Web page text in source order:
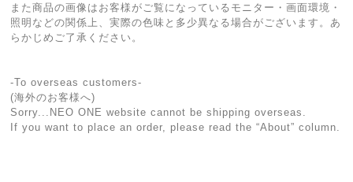
また商品の画像はお客様がご覧になっているモニター・画面環境・
照明などの関係上、実際の色味と多少異なる場合がございます。あ
らかじめご了承ください。
-To overseas customers-
(海外のお客様へ)
Sorry...NEO ONE website cannot be shipping overseas.
If you want to place an order, please read the “About” column.